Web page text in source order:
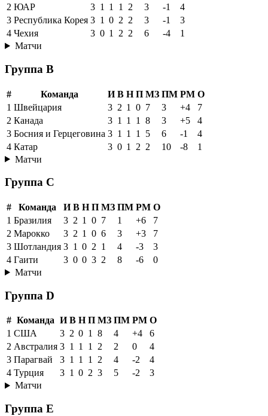
2 ЮАР 3 1 1 1 2 3 -1
4
3 Республика Корея 3 1 0 2 2 3 -1
3
4 Чехия 3 0 1 2 2 6 -4
1
Матчи
Группа B
# Команда И В Н П МЗ ПМ РМ О
1 Швейцария 3 2 1 0 7 3 +4
7
2 Канада 3 1 1 1 8 3 +5
4
3 Босния и Герцеговина 3 1 1 1 5 6 -1
4
4 Катар 3 0 1 2 2 10 -8
1
Матчи
Группа C
# Команда И В Н П МЗ ПМ РМ О
1 Бразилия 3 2 1 0 7 1 +6
7
2 Марокко 3 2 1 0 6 3 +3
7
3 Шотландия 3 1 0 2 1 4 -3
3
4 Гаити 3 0 0 3 2 8 -6
0
Матчи
Группа D
# Команда И В Н П МЗ ПМ РМ О
1 США 3 2 0 1 8 4 +4
6
2 Австралия 3 1 1 1 2 2 0
4
3 Парагвай 3 1 1 1 2 4 -2
4
4 Турция 3 1 0 2 3 5 -2
3
Матчи
Группа E